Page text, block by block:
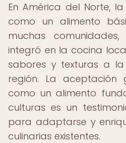
En América del Norte,
como un alimento
muchas
integró en la cocina
sabores y texturas a
región. La
como un alimento
culturas es un
para adaptarse y
culinarias existentes.